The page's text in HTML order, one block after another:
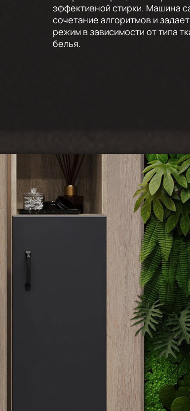
эффективной стирки. Машина
сочетание алгоритмов и
режим в зависимости от типа
белья.